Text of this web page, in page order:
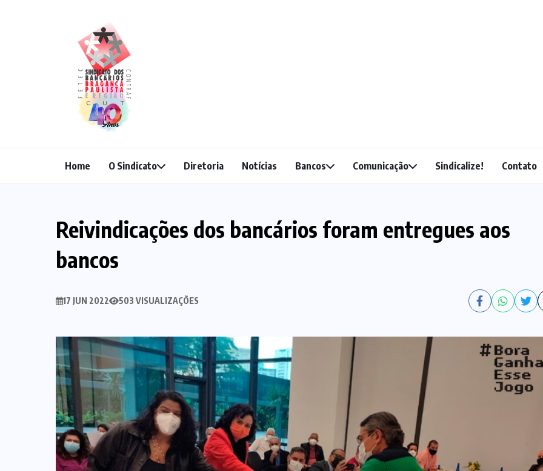
Home O Sindicato Diretoria Notícias Bancos Comunicação Sindicalize! Contato
Reivindicações dos bancários foram entregues aos
bancos
17 JUN 2022 503 VISUALIZAÇÕES